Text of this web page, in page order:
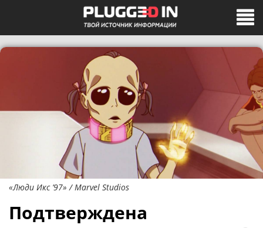
«Люди Икс ’97» / Marvel Studios
Подтверждена